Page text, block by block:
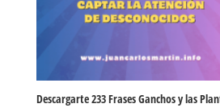
Descargarte 233 Frases Ganchos y las